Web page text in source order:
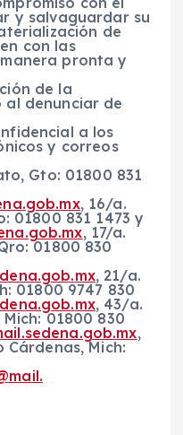
y salvaguardar su
de
con las
pronta y
de la
denunciar de
a los
y correos
Gto: 01800 831
.gob.mx, 16/a.
01800 831 1473 y
.mx, 17/a.
01800 830
.mx, 21/a.
01800 9747 830
.mx, 43/a.
01800 830
.mx,
Mich: